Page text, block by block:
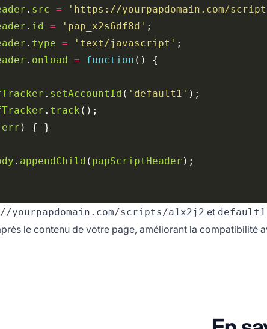
. src = 'https://yourpapdomain.com/
. id = 'pap_x2s6df8d'
. type = 'text/javascript'
. onload = function
. setAccountId ( 'default1'
. track
err
. appendChild ( papScriptHeader
yourpapdomain.com/scripts/a1x2j2 et default1
le contenu de votre page, améliorant la compatibilité